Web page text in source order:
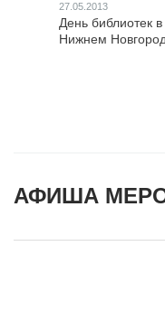
27.05.2013
День библиотек в
Нижнем
АФИША